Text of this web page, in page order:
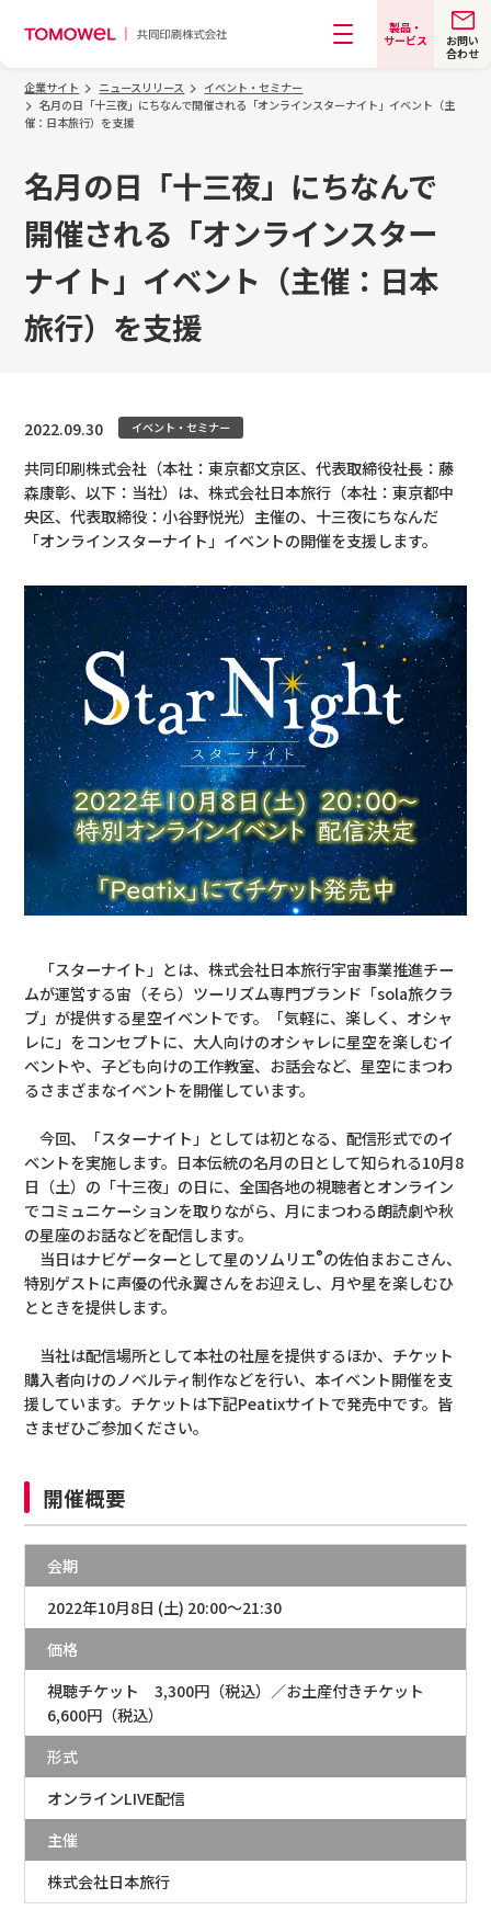
製品・
サービス
お問い
合わせ
企業サイト ニュースリリース
イベント・セミナー
名月の日「十三夜」にちなんで開催される「オンラインスターナイト」イベント（主
催：日本旅行）を支援
名月の日「十三夜」にちなんで
開催される「オンラインスター
ナイト」イベント（主催：日本
旅行）を支援
2022.09.30 イベント・セミナー
共同印刷株式会社（本社：東京都文京区、代表取締役社長：藤
森康彰、以下：当社）は、株式会社日本旅行（本社：東京都中
央区、代表取締役：小谷野悦光）主催の、十三夜にちなんだ
「オンラインスターナイト」イベントの開催を支援します。
「スターナイト」とは、株式会社日本旅行宇宙事業推進チー
ムが運営する宙（そら）ツーリズム専門ブランド「sola旅クラ
ブ」が提供する星空イベントです。「気軽に、楽しく、オシャ
レに」をコンセプトに、大人向けのオシャレに星空を楽しむイ
ベントや、子ども向けの工作教室、お話会など、星空にまつわ
るさまざまなイベントを開催しています。
今回、「スターナイト」としては初となる、配信形式でのイ
ベントを実施します。日本伝統の名月の日として知られる10月8
日（土）の「十三夜」の日に、全国各地の視聴者とオンライン
でコミュニケーションを取りながら、月にまつわる朗読劇や秋
の星座のお話などを配信します。
当日はナビゲーターとして星のソムリエ®の佐伯まおこさん、
特別ゲストに声優の代永翼さんをお迎えし、月や星を楽しむひ
とときを提供します。
当社は配信場所として本社の社屋を提供するほか、チケット
購入者向けのノベルティ制作などを行い、本イベント開催を支
援しています。チケットは下記Peatixサイトで発売中です。皆
さまぜひご参加ください。
開催概要
会期
2022年10月8日 (土) 20:00～21:30
価格
視聴チケット 3,300円（税込）／お土産付きチケット
6,600円（税込）
形式
オンラインLIVE配信
主催
株式会社日本旅行